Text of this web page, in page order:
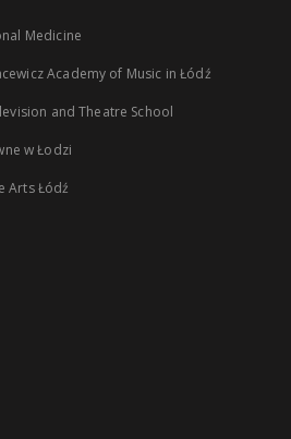
Medicine
Academy of Music in Łódź
and Theatre School
w Łodzi
Arts Łódź